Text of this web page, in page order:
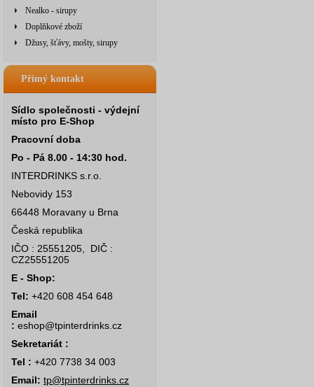
Nealko - sirupy
Doplňkové zboží
Džusy, šťávy, mošty, sirupy
Přímý kontakt
Sídlo společnosti - výdejní
místo pro E-Shop
Pracovní doba
Po - Pá 8.00 - 14:30 hod.
INTERDRINKS s.r.o.
Nebovidy 153
66448 Moravany u Brna
Česká republika
IČO : 25551205, DIČ :
CZ25551205
E - Shop:
Tel: +420 608 454 648
Email
: eshop@tpinterdrinks.cz
Sekretariát :
Tel : +420 7738 34 003
Email: tp@tpinterdrinks.cz